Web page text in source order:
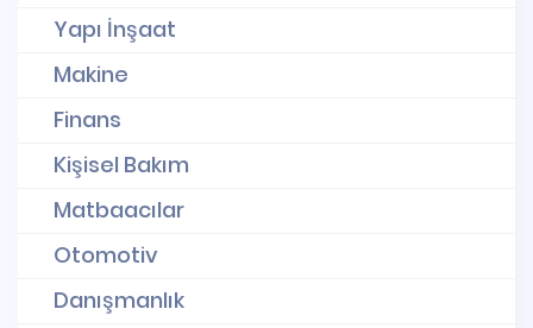
Yapı İnşaat
Makine
Finans
Kişisel Bakım
Matbaacılar
Otomotiv
Danışmanlık